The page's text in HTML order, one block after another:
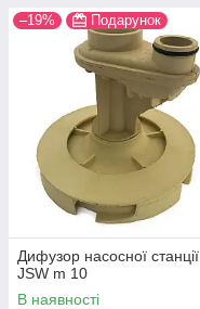
–19% Подарунок
Дифузор насосної станції
JSW m 10
В наявності